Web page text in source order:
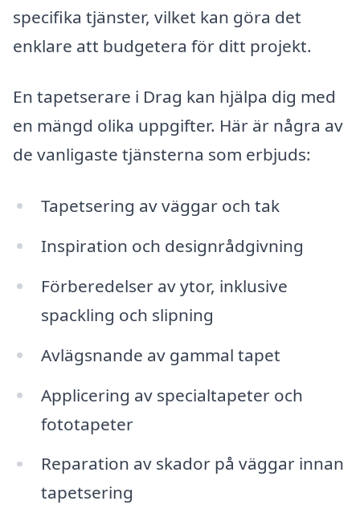
specifika tjänster, vilket kan göra det
enklare att budgetera för ditt projekt.
En tapetserare i Drag kan hjälpa dig med
en mängd olika uppgifter. Här är några av
de vanligaste tjänsterna som erbjuds:
Tapetsering av väggar och tak
Inspiration och designrådgivning
Förberedelser av ytor, inklusive
spackling och slipning
Avlägsnande av gammal tapet
Applicering av specialtapeter och
fototapeter
Reparation av skador på väggar innan
tapetsering